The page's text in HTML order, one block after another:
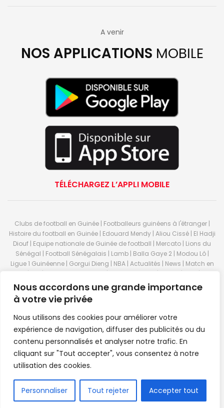
Nous accordons une grande importance
à votre vie privée
Nous utilisons des cookies pour améliorer votre
expérience de navigation, diffuser des publicités ou du
contenu personnalisés et analyser notre trafic. En
cliquant sur "Tout accepter", vous consentez à notre
utilisation des cookies.
Personnaliser Tout rejeter Accepter tout
A venir
NOS APPLICATIONS MOBILE
TÉLÉCHARGEZ L’APPLI MOBILE
Clubs de football en Guinée | Footballeurs guinéens à l'étranger |
Histoire du football en Guinée | Edouard Mendy | Aliou Cissé | El Hadji
Diouf | Equipe nationale de Guinée de football | Mercato | Lions du
Sénégal | Football Sénégalais | Lamb | Balla Gaye 2 | Modou Lô |
Ligue 1 Guinéenne | Gorgui Dieng | NBA | Actualités | News | Match en
direct | But | Actualité au Guinée | Premier League | Ligue 1 | Liga | Serie
A | LSFP | Conakry | Guinée | Sport Guineen | Basket Guineens | Foot
Guineen | Handball Guinee | Match Guinee | Championnat Guinée |
Stade du 28 septembre | Coupe d'Afrique des nations de football |
Equipe de Guinee| Equipe national de Guinée | Senegal Equipe |
Guinée | Le Senegal | Dakar | Coupe de Guinée | Stade du 28
septembre | Foot Club | Sport Guinee | Sport Senegal | Paris Foot |
Sport en direct | Boxe | Sénégal Dakar | La Guinée | Live Sport | RTG |
Guinee en direct | Foot en direct | Foot direct | Eurosports | Football
direct | Vidéo | Télécharger Africasport | Clubs de football guinéens |
magazine theme byConfordev.
FR